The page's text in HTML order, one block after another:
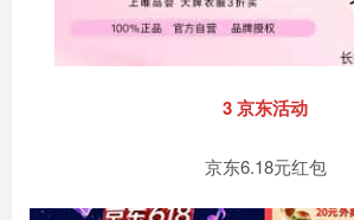
3 京东活动
京东6.18元红包